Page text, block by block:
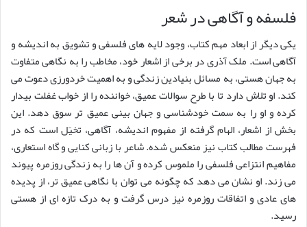
فلسفه و آگاهی در شعر
یکی دیگر از ابعاد مهم کتاب، وجود لایه های فلسفی و تشویق به اندیشه و
آگاهی است. ملک آذری در برخی از اشعار خود، مخاطب را به نگاهی متفاوت
به جهان هستی، به مسائل بنیادین زندگی و به اهمیت خردورزی دعوت می
کند. او تلاش دارد تا با طرح سوالات عمیق، خواننده را از خواب غفلت بیدار
کرده و او را به سمت خودشناسی و جهان بینی عمیق تر سوق دهد. این
بخش از اشعار، الهام گرفته از مفهوم اندیشه، آگاهی، تخیّل است که در
فهرست مطالب کتاب نیز منعکس شده. شاعر با زبانی کنایی و گاه استعاری،
مفاهیم انتزاعی فلسفی را ملموس کرده و آن ها را به زندگی روزمره پیوند
می زند. او نشان می دهد که چگونه می توان با نگاهی عمیق تر، از پدیده
های عادی و اتفاقات روزمره نیز درس گرفت و به درک تازه ای از هستی
رسید.